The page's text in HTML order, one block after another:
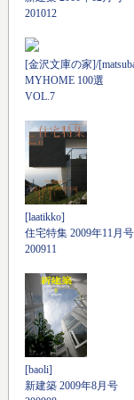
201012
[金沢文庫の家]/
MYHOME 100選
VOL.7
[laatikko]
住宅特集 2009年11月号
200911
[baoli]
新建築 2009年8月号